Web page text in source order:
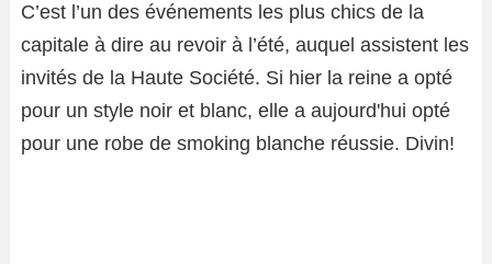
C’est l’un des événements les plus chics de la
capitale à dire au revoir à l’été, auquel assistent les
invités de la Haute Société. Si hier la reine a opté
pour un style noir et blanc, elle a aujourd'hui opté
pour une robe de smoking blanche réussie. Divin!